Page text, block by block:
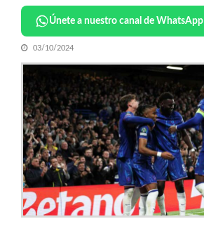
Únete a nuestro canal de WhatsApp
03/10/2024